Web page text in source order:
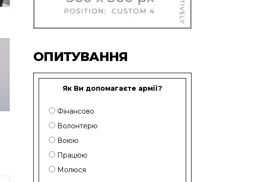
ОПИТУВАННЯ
Як Ви допомагаєте армії?
Фінансово
Волонтерю
Воюю
Працюю
Молюся